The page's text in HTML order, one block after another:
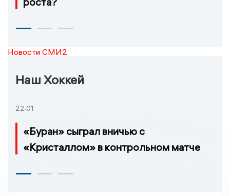
Новости СМИ2
Наш Хоккей
22:01
«Буран» сыграл вничью с
«Кристаллом» в контрольном матче